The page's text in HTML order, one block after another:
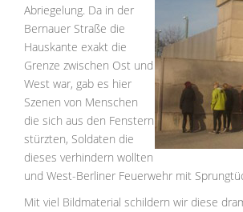
Abriegelung. Da in der
Bernauer Straße die
Hauskante exakt die
Grenze zwischen Ost und
West war, gab es hier
Szenen von Menschen
die sich aus den Fenstern
stürzten, Soldaten die
dieses verhindern wollten
und West-Berliner Feuerwehr mit
Mit viel Bildmaterial schildern wir diese